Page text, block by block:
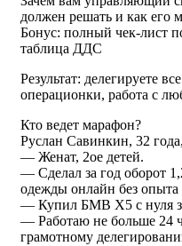
должен решать и как его
Бонус: полный чек-лист
таблица ДДС
Результат: делегируете
операционки, работа с
Кто ведет марафон?
Руслан Савинкин, 32
— Женат, 2ое детей.
— Сделал за год оборот
одежды онлайн без опыта
— Купил БМВ Х5 с нуля
— Работаю не больше 24
грамотному